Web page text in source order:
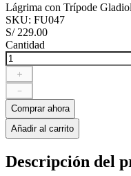
Lágrima con Trípode
SKU: FU047
S/ 229.00
Cantidad
＋
－
Comprar ahora
Añadir al carrito
Descripción del